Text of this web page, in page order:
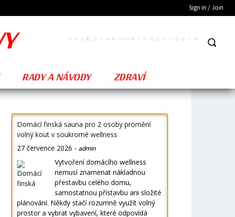
Sign in / Join
RADY A NÁVODY ZDRAVÍ
Domácí finská sauna pro 2 osoby promění
volný kout v soukromé wellness
27 července 2026 - admin
Vytvoření domácího wellness
nemusí znamenat nákladnou
přestavbu celého domu,
samostatnou přístavbu ani složité
plánování. Někdy stačí rozumně využít volný
prostor a vybrat vybavení, které odpovídá